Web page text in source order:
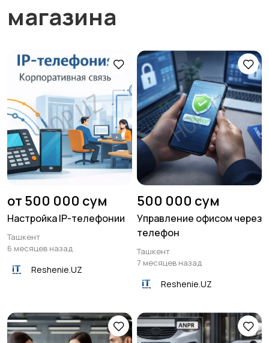
магазина
от 500 000 сум
Настройка IP-телефонии
Ташкент
6 месяцев назад
Reshenie.UZ
500 000 сум
Управление офисом через
телефон
Ташкент
7 месяцев назад
Reshenie.UZ